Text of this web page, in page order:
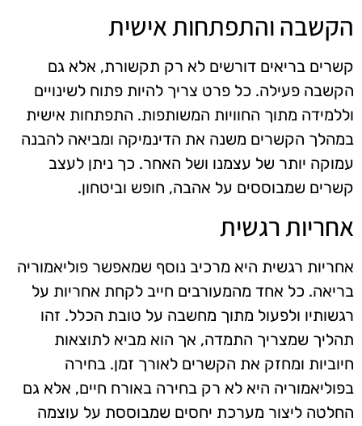
הקשבה והתפתחות אישית
קשרים בריאים דורשים לא רק תקשורת, אלא גם
הקשבה פעילה. כל פרט צריך להיות פתוח לשינויים
וללמידה מתוך החוויות המשותפות. התפתחות אישית
במהלך הקשרים משנה את הדינמיקה ומביאה להבנה
עמוקה יותר של עצמנו ושל האחר. כך ניתן לעצב
קשרים שמבוססים על אהבה, חופש וביטחון.
אחריות רגשית
אחריות רגשית היא מרכיב נוסף שמאפשר פוליאמוריה
בריאה. כל אחד מהמעורבים חייב לקחת אחריות על
רגשותיו ולפעול מתוך מחשבה על טובת הכלל. זהו
תהליך שמצריך התמדה, אך הוא מביא לתוצאות
חיוביות ומחזק את הקשרים לאורך זמן. בחירה
בפוליאמוריה היא לא רק בחירה באורח חיים, אלא גם
החלטה ליצור מערכת יחסים שמבוססת על עוצמה